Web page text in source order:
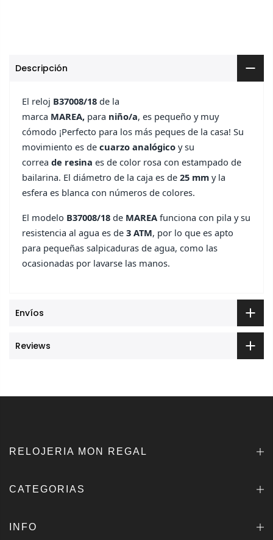
Descripción
El reloj B37008/18 de la
marca MAREA, para niño/a, es pequeño y muy
cómodo ¡Perfecto para los más peques de la casa! Su
movimiento es de cuarzo analógico y su
correa de resina es de color rosa con estampado de
bailarina. El diámetro de la caja es de 25 mm y la
esfera es blanca con números de colores.
El modelo B37008/18 de MAREA funciona con pila y su
resistencia al agua es de 3 ATM, por lo que es apto
para pequeñas salpicaduras de agua, como las
ocasionadas por lavarse las manos.
Envíos
Reviews
RELOJERIA MON REGAL
CATEGORIAS
INFO